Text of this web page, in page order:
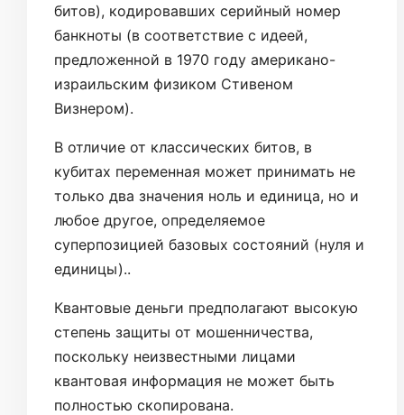
битов), кодировавших серийный номер
банкноты (в соответствие с идеей,
предложенной в 1970 году американо-
израильским физиком Стивеном
Визнером).
В отличие от классических битов, в
кубитах переменная может принимать не
только два значения ноль и единица, но и
любое другое, определяемое
суперпозицией базовых состояний (нуля и
единицы)..
Квантовые деньги предполагают высокую
степень защиты от мошенничества,
поскольку неизвестными лицами
квантовая информация не может быть
полностью скопирована.